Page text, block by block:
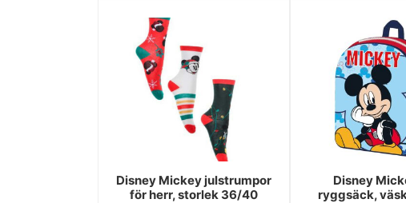
Disney Mickey julstrumpor
för herr, storlek 36/40
Disney
ryggsäck,